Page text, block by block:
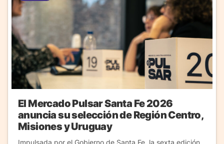
El Mercado Pulsar Santa Fe 2026
anuncia su selección de Región Centro,
Misiones y Uruguay
Impulsada por el Gobierno de Santa Fe, la sexta edición